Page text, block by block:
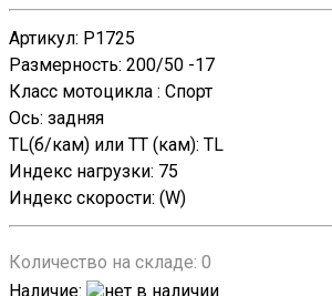
Артикул: P1725
Размерность: 200/50 -17
Класс мотоцикла : Спорт
Ось: задняя
TL(б/кам) или TT (кам): TL
Индекс нагрузки: 75
Индекс скорости: (W)
Количество на складе: 0
Наличие: